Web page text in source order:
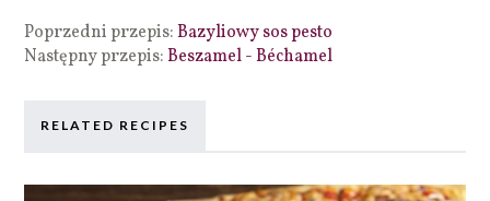
Poprzedni przepis:Bazyliowy sos pesto
Następny przepis:Beszamel - Béchamel
RELATED RECIPES